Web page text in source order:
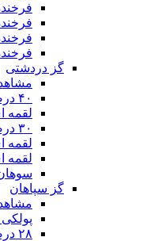
گز دردشتی
۴۰ درصد پسته آردی
لقمه ای ۳۰
۳۰ درصد پسته آردی
لقمه ای ۲۰
لقمه ای ۴۲
گز سپاهان
۲۸ درصد آردی پسته و بادام